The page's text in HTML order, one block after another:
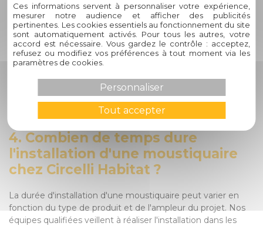
Actualité :
Dans les années 2000 en France, la lutte contre les
maladies transmises par les moustiques, telles que le
chikungunya et la dengue, a pris de l'ampleur. Des
informer la population sur les moyens de se protéger des
piqûres de moustiques, mettant en avant l'importance des
moustiquaires comme solution efficace de prévention.
4. Combien de temps dure
l'installation d'une moustiquaire
chez Circelli Habitat ?
La durée d'installation d'une moustiquaire peut varier en
fonction du type de produit et de l'ampleur du projet. Nos
équipes qualifiées veillent à réaliser l'installation dans les
Ces informations servent à personnaliser votre expérience,
mesurer notre audience et afficher des publicités
pertinentes. Les cookies essentiels au fonctionnement du site
sont automatiquement activés. Pour tous les autres, votre
accord est nécessaire. Vous gardez le contrôle : acceptez,
refusez ou modifiez vos préférences à tout moment via les
paramètres de cookies.
Tout accepter
Personnaliser